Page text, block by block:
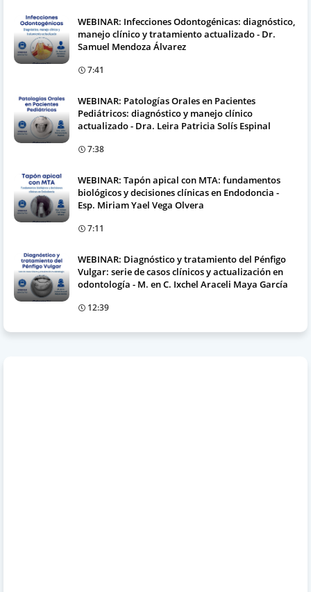
WEBINAR: Infecciones Odontogénicas: diagnóstico,
manejo clínico y tratamiento actualizado - Dr.
Samuel Mendoza Álvarez
7:41
WEBINAR: Patologías Orales en Pacientes
Pediátricos: diagnóstico y manejo clínico
actualizado - Dra. Leira Patricia Solís Espinal
7:38
WEBINAR: Tapón apical con MTA: fundamentos
biológicos y decisiones clínicas en Endodoncia -
Esp. Miriam Yael Vega Olvera
7:11
WEBINAR: Diagnóstico y tratamiento del Pénfigo
Vulgar: serie de casos clínicos y actualización en
odontología - M. en C. Ixchel Araceli Maya García
12:39